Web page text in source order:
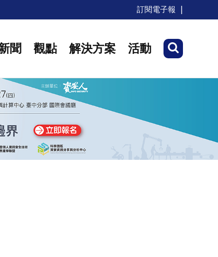
訂閱電子報
聞 觀點 解決方案 活動